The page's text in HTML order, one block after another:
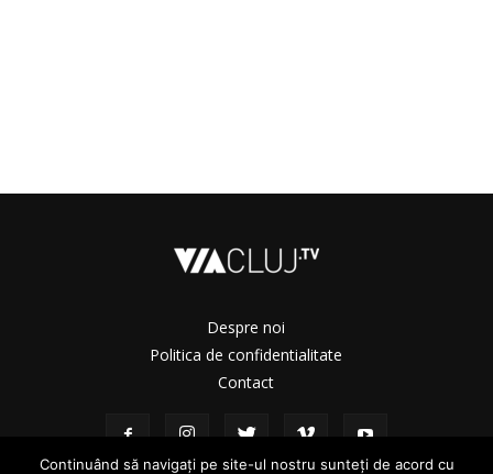
Despre noi
Politica de confidentialitate
Contact
Continuând să navigați pe site-ul nostru sunteți de acord cu